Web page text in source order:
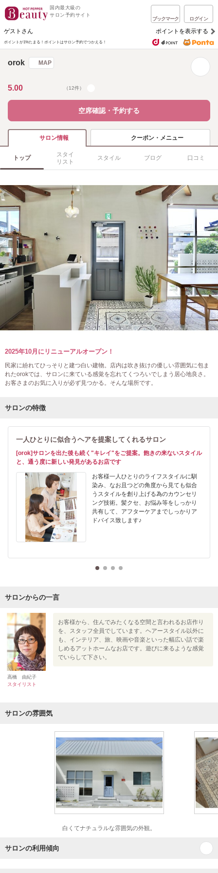
国内最大級の
サロン予約サイト
ブックマーク ログイン
ゲストさん ポイントを表示する
ポイントが1%たまる！ ポイントはサロン予約でつかえる！
orok MAP
5.00 （12件）
空席確認・予約する
サロン情報 クーポン・メニュー
トップ
スタイ
リスト
スタイル ブログ 口コミ
2025年10月にリニューアルオープン！
民家に紛れてひっそりと建つ白い建物。店内は吹き抜けの優しい雰囲気に包ま
れたorokでは、サロンに来ている感覚を忘れてくつろいでしまう居心地良さ。
お客さまのお気に入りが必ず見つかる。そんな場所です。
サロンの特徴
一人ひとりに似合うヘアを提案してくれるサロン
[orok]サロンを出た後も続く"キレイ"をご提案。飽きの来ないスタイル
と、通う度に新しい発見があるお店です
お客様一人ひとりのライフスタイルに馴
染み、なお且つどの角度から見ても似合
うスタイルを創り上げる為のカウンセリ
ング技術。髪クセ、お悩み等をしっかり
共有して、アフターケアまでしっかりア
ドバイス致します♪
サロンからの一言
高橋 由紀子
スタイリスト
お客様から、住んでみたくなる空間と言われるお店作り
を、スタッフ全員でしています。ヘアースタイル以外に
も、インテリア、旅、映画や音楽といった幅広い話で楽
しめるアットホームなお店です。遊びに来るような感覚
でいらして下さい。
サロンの雰囲気
白くてナチュラルな雰囲気の外観。
サロンの利用傾向